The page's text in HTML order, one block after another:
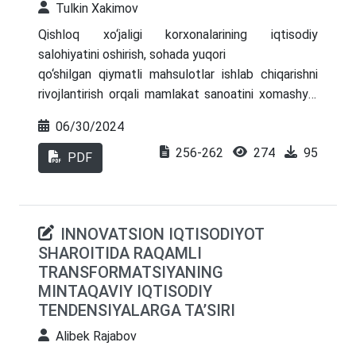
Tulkin Xakimov
Qishloq xo‘jaligi korxonalarining iqtisodiy
salohiyatini oshirish, sohada yuqori
qo‘shilgan qiymatli mahsulotlar ishlab chiqarishni
rivojlantirish orqali mamlakat sanoatini xomashyo,
ta’minlash iqtisodiy islohotlarning hozirgi
bosqichida muhim ahamiyat kasb etadi. Shundan
kelib chiqqan holda, mazkur maqolada qishloq
06/30/2024
PDF 256-262 274 95
INNOVATSION IQTISODIYOT
SHAROITIDA RAQAMLI
TRANSFORMATSIYANING
MINTAQAVIY IQTISODIY
TENDENSIYALARGA TA’SIRI
Alibek Rajabov